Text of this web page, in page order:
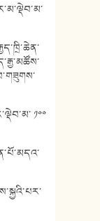
༡༠༠